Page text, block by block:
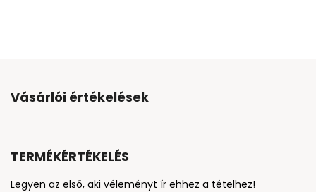
Vásárlói értékelések
TERMÉKÉRTÉKELÉS
Legyen az első, aki véleményt ír ehhez a tételhez!